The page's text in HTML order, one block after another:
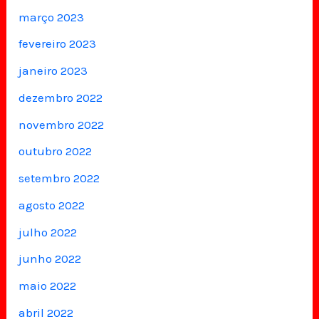
março 2023
fevereiro 2023
janeiro 2023
dezembro 2022
novembro 2022
outubro 2022
setembro 2022
agosto 2022
julho 2022
junho 2022
maio 2022
abril 2022